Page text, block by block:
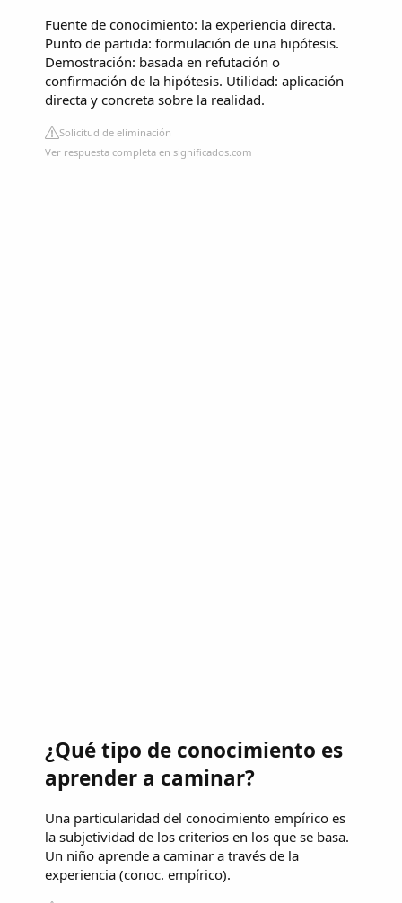
Fuente de conocimiento: la experiencia directa.
Punto de partida: formulación de una hipótesis.
Demostración: basada en refutación o
confirmación de la hipótesis. Utilidad: aplicación
directa y concreta sobre la realidad.
Solicitud de eliminación
Ver respuesta completa en significados.com
¿Qué tipo de conocimiento es
aprender a caminar?
Una particularidad del conocimiento empírico es
la subjetividad de los criterios en los que se basa.
Un niño aprende a caminar a través de la
experiencia (conoc. empírico).